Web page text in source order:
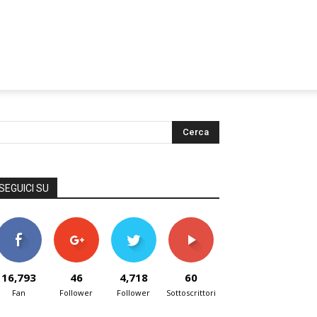
SU
16,793
Fan
46
Follower
4,718
Follower
60
Sottoscrittori